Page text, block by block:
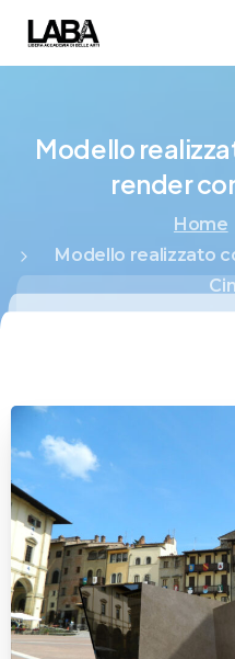
Modello
render
Home
Modello realizzato